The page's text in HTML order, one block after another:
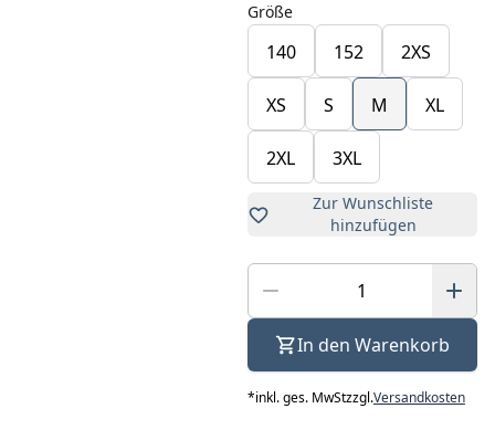
Größe
140 152 2XS
XS S M XL
2XL 3XL
Zur Wunschliste
hinzufügen
In den Warenkorb
*inkl. ges. MwStzzgl.Versandkosten